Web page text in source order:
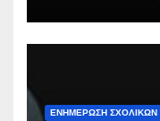
ΕΝΗΜΕΡΩΣΗ